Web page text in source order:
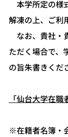
本学所定の様
解凍の上、ご利
なお、貴社・
ただく場合で、
の旨朱書きくだ
「仙台大学在職
※在籍者名簿・